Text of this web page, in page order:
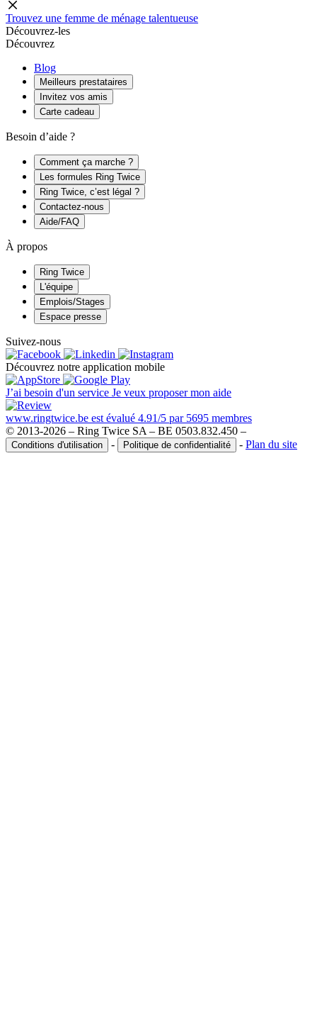
Trouvez une femme de ménage talentueuse
Découvrez-les
Découvrez
Blog
Meilleurs prestataires
Invitez vos amis
Carte cadeau
Besoin d’aide ?
Comment ça marche ?
Les formules Ring Twice
Ring Twice, c’est légal ?
Contactez-nous
Aide/FAQ
À propos
Ring Twice
L'équipe
Emplois/Stages
Espace presse
Suivez-nous
Découvrez notre application mobile
J’ai besoin d'un service Je veux proposer mon aide
www.ringtwice.be est évalué 4.91/5 par 5695 membres
© 2013-2026 – Ring Twice SA – BE 0503.832.450 –
Conditions d'utilisation - Politique de confidentialité - Plan du site